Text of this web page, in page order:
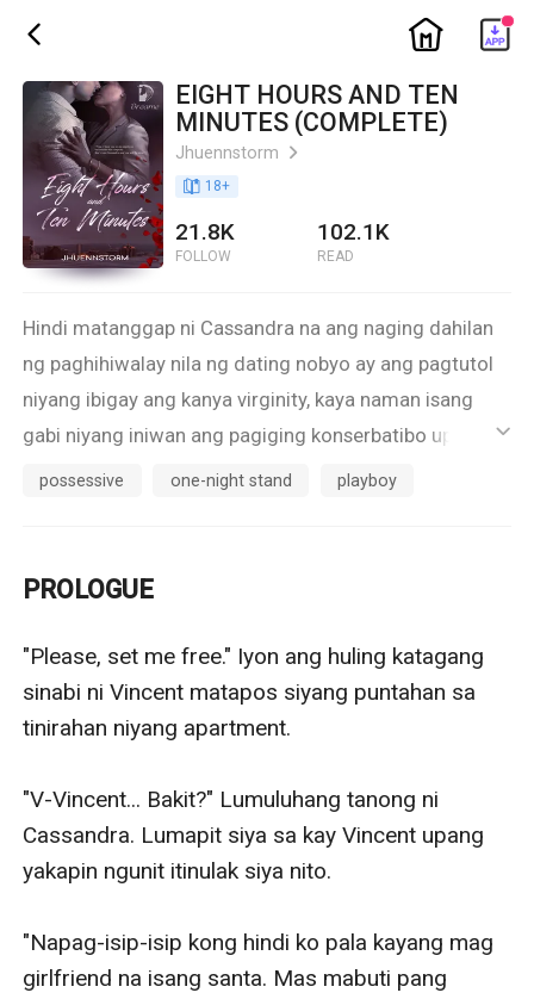
ic_back ic_home
EIGHT HOURS AND TEN
MINUTES (COMPLETE)
Jhuennstorm ic_arrow_right
book_age 18+
21.8K
FOLLOW
102.1K
READ
Hindi matanggap ni Cassandra na ang naging dahilan
ng paghihiwalay nila ng dating nobyo ay ang pagtutol
niyang ibigay ang kanya virginity, kaya naman isang
gabi niyang iniwan ang pagiging konserbatibo upang
pagselosin ang kanyang dating nobyo.
uminom siya ng maraming alak hanggang sa
kasama ang bokalista ng banda na si Abraham. Inakala
niyang hindi na muling magtatagpo ang landas nila,
ngunit napag-alaman niyang ang kumpanya na
Kahit anong pilit niyang iwas sa lalaki ay unti-unti
namang nahuhulog ang loob niya at patuloy siyang
bumabagsak sa mga bisig nito.
kay Abraham? Kakayanin pa ba niyang pakisamahan ito
sa kabila ng natuklasan niya?
ic_default
possessive one-night stand playboy
PROLOGUE
"Please, set me free." Iyon ang huling katagang
sinabi ni Vincent matapos siyang puntahan sa
tinirahan niyang apartment.
"V-Vincent... Bakit?" Lumuluhang tanong ni
Cassandra. Lumapit siya sa kay Vincent upang
yakapin ngunit itinulak siya nito.
"Napag-isip-isip kong hindi ko pala kayang mag
girlfriend na isang santa. Mas mabuti pang